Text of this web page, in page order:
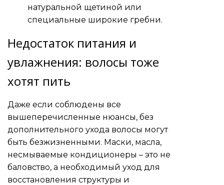
натуральной щетиной или
специальные широкие гребни.
Недостаток питания и
увлажнения: волосы тоже
хотят пить
Даже если соблюдены все
вышеперечисленные нюансы, без
дополнительного ухода волосы могут
быть безжизненными. Маски, масла,
несмываемые кондиционеры – это не
баловство, а необходимый уход для
восстановления структуры и